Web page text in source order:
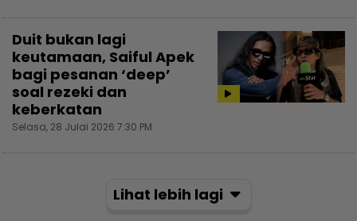
Duit bukan lagi
keutamaan, Saiful Apek
bagi pesanan ‘deep’
soal rezeki dan
keberkatan
Selasa, 28 Julai 2026 7:30 PM
Lihat lebih lagi